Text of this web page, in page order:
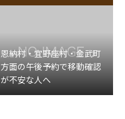
恩納村・宜野座村・金武町
方面の午後予約で移動確認
が不安な人へ